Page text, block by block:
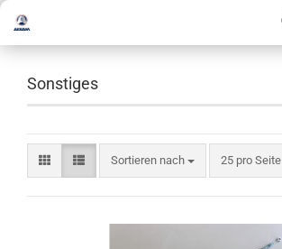
Sonstiges
Sortieren nach 25 pro Seite